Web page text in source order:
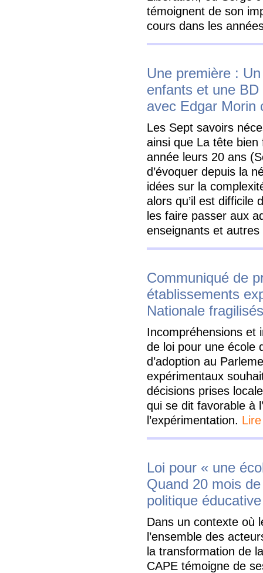
témoignent de son
cours dans les
Une première :
enfants et une
avec Edgar Morin
Les Sept savoirs
ainsi que La tête bien
année leurs 20 ans
d’évoquer depuis la
idées sur la
alors qu’il est difficile
les faire passer aux
enseignants et
Communiqué de
établissements
Nationale fragilisés
Incompréhensions et
de loi pour une école
d’adoption au
expérimentaux
décisions prises
qui se dit favorable à
l’expérimentation.
Loi pour « une
Quand 20 mois
politique
Dans un contexte où
l’ensemble des
la transformation de
CAPE témoigne de